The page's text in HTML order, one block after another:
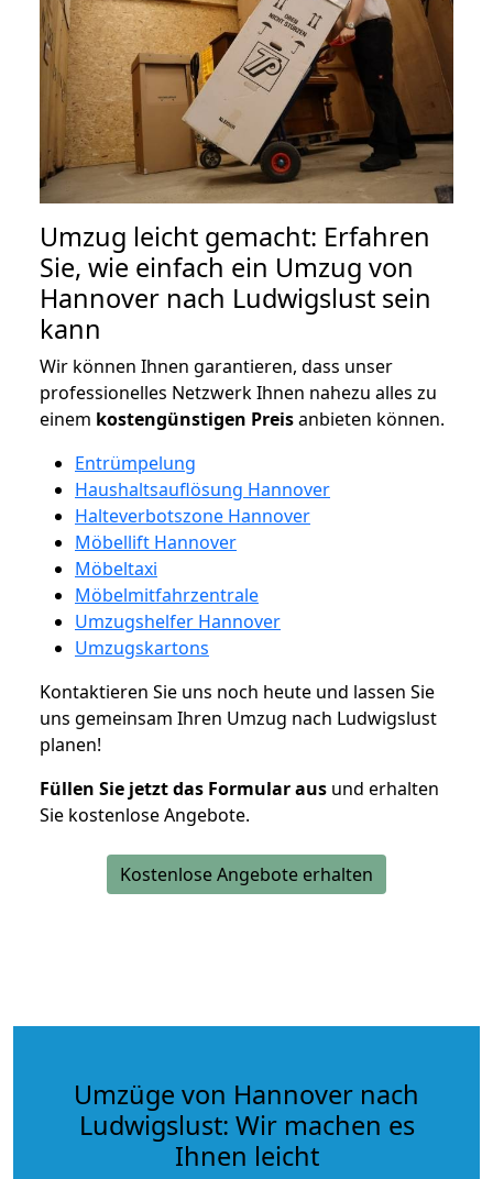
Umzug leicht gemacht: Erfahren
Sie, wie einfach ein Umzug von
Hannover nach Ludwigslust sein
kann
Wir können Ihnen garantieren, dass unser
professionelles Netzwerk Ihnen nahezu alles zu
einem kostengünstigen Preisanbieten können.
Entrümpelung
Haushaltsauflösung Hannover
Halteverbotszone Hannover
Möbellift Hannover
Möbeltaxi
Möbelmitfahrzentrale
Umzugshelfer Hannover
Umzugskartons
Kontaktieren Sie uns noch heute und lassen Sie
uns gemeinsam Ihren Umzug nach Ludwigslust
planen!
Füllen Sie jetzt das Formular aus und erhalten
Sie kostenlose Angebote.
Kostenlose Angebote erhalten
Umzüge von Hannover nach
Ludwigslust: Wir machen es
Ihnen leicht